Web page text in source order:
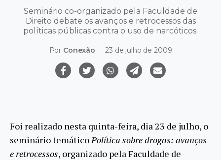
Seminário co-organizado pela Faculdade de
Direito debate os avanços e retrocessos das
políticas públicas contra o uso de narcóticos.
Por Conexão 23 de julho de 2009
Foi realizado nesta quinta-feira, dia 23 de julho, o
seminário temáticoPolítica sobre drogas: avanços
e retrocessos, organizado pela Faculdade de